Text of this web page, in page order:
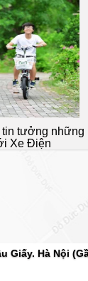
sĩ Giang
Thế
Giấy. Hà Nội